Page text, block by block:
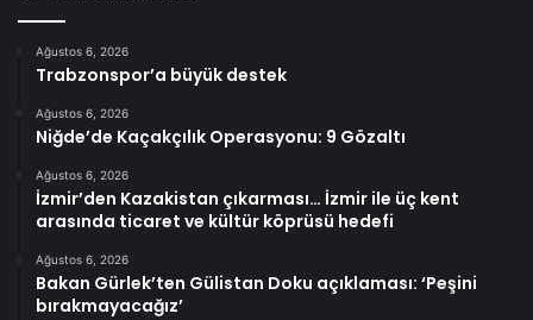
Ağustos 6, 2026
Trabzonspor’a büyük destek
Ağustos 6, 2026
Niğde’de Kaçakçılık Operasyonu: 9 Gözaltı
Ağustos 6, 2026
İzmir’den Kazakistan çıkarması… İzmir ile üç kent
arasında ticaret ve kültür köprüsü hedefi
Ağustos 6, 2026
Bakan Gürlek’ten Gülistan Doku açıklaması: ‘Peşini
bırakmayacağız’